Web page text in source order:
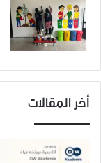
أخر المقالات